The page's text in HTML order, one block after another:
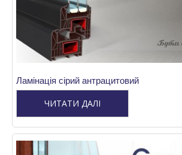
Ламінація сірий антрацитовий
ЧИТАТИ ДАЛІ